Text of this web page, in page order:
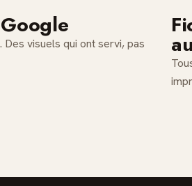
visuels qui ont servi, pas